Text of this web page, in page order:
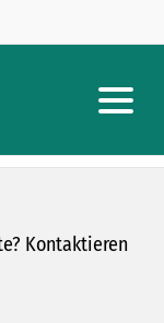
Kontaktieren